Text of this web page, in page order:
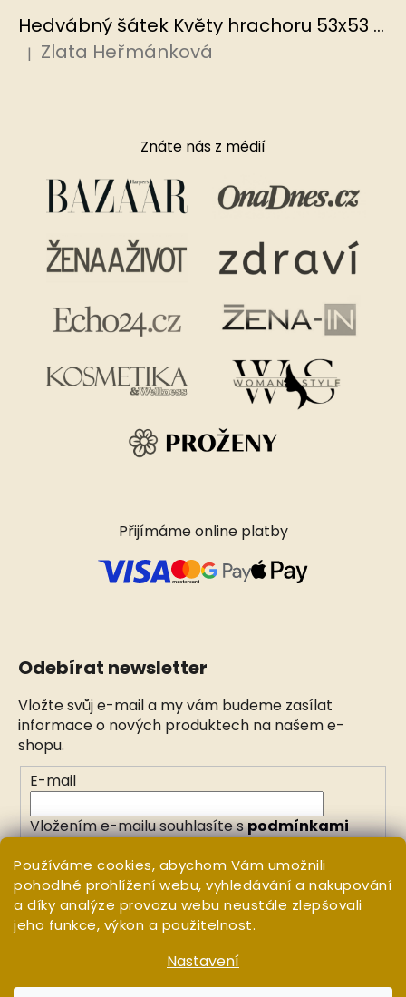
Používáme cookies, abychom Vám umožnili
pohodlné prohlížení webu, vyhledávání a nakupování
a díky analýze provozu webu neustále zlepšovali
jeho funkce, výkon a použitelnost.
Nastavení
Hedvábný šátek Květy hrachoru 53x53 cm v dárkovém balení, HEDVÁBNÝ SVĚT
Hodnocení produktu je 5 z 5 hvězdiček.
| Zlata Heřmánková
Znáte nás z médií
Přijímáme online platby
Odebírat newsletter
Vložte svůj e-mail a my vám budeme zasílat
informace o nových produktech na našem e-
shopu.
E-mail
Vložením e-mailu souhlasíte spodmínkami
PŘIHLÁSIT SE
Vytvořil Shoptet